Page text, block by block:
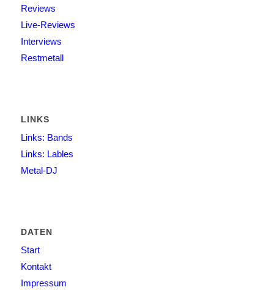
Reviews
Live-Reviews
Interviews
Restmetall
LINKS
Links: Bands
Links: Lables
Metal-DJ
DATEN
Start
Kontakt
Impressum